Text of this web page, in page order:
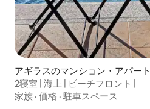
アギラスのマンション・アパート
2寝室 | 海上 | ビーチフロント |
家族 · 価格 ·駐車スペース